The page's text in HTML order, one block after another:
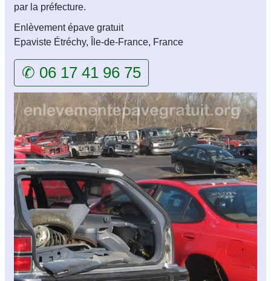
par la préfecture.
Enlèvement épave gratuit
Epaviste Étréchy, Île-de-France, France
✆ 06 17 41 96 75